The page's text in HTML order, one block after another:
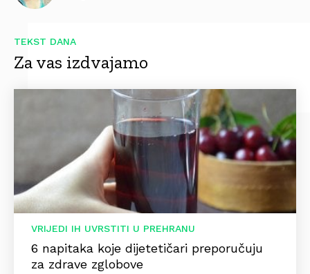
TEKST DANA
Za vas izdvajamo
VRIJEDI IH UVRSTITI U PREHRANU
6 napitaka koje dijetetičari preporučuju
za zdrave zglobove